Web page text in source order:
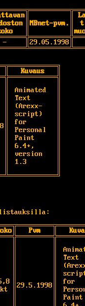
MBnet-pvm.
- 29.05.1998
Kuvaus
Animated
Text
(Arexx-
script)
for
Personal
Paint
6.4+,
version
1.3
listauksilla:
Pvm
kt
29.5.1998
Text
for
Paint